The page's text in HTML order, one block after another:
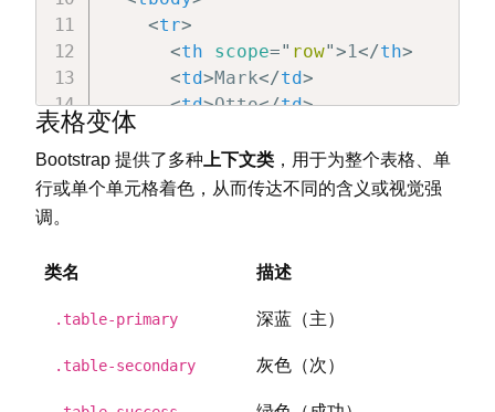
<tr>
<th scope=" row">1</th>
<td>Mark</td>
<td>Otto</td>
</tr>
<tr>
Thornton
</tr
</table>
表格变体
Bootstrap 提供了多种 上下文类 ，用于为整个表格、单
行或单个单元格着色，从而传达不同的含义或视觉强
调。
类名 描述
.table-primary 深蓝（主）
.table-secondary 灰色（次）